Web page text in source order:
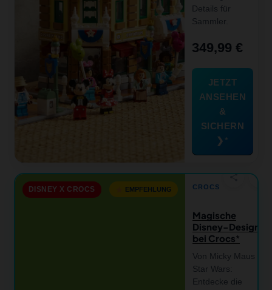
Details für
Sammler.
349,99 €
JETZT
ANSEHEN
&
SICHERN
❯
DISNEY X CROCS EMPFEHLUNG CROCS
Magische
Disney-Designs
bei Crocs
Von Micky Maus bis
Star Wars:
Entdecke die
favorite
share